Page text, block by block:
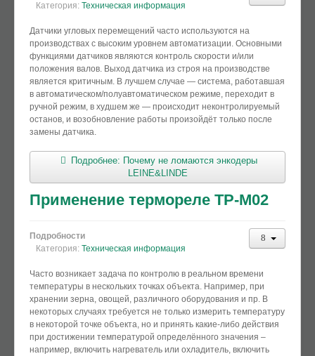
Категория: Техническая информация
Датчики угловых перемещений часто используются на
производствах с высоким уровнем автоматизации. Основными
функциями датчиков являются контроль скорости и/или
положения валов. Выход датчика из строя на производстве
является критичным. В лучшем случае — система, работавшая
в автоматическом/полуавтоматическом режиме, переходит в
ручной режим, в худшем же — происходит неконтролируемый
останов, и возобновление работы произойдёт только после
замены датчика.
Подробнее: Почему не ломаются энкодеры
LEINE&LINDE
Применение термореле ТР-М02
Подробности
Категория: Техническая информация
Часто возникает задача по контролю в реальном времени
температуры в нескольких точках объекта. Например, при
хранении зерна, овощей, различного оборудования и пр. В
некоторых случаях требуется не только измерить температуру
в некоторой точке объекта, но и принять какие-либо действия
при достижении температурой определённого значения –
например, включить нагреватель или охладитель, включить